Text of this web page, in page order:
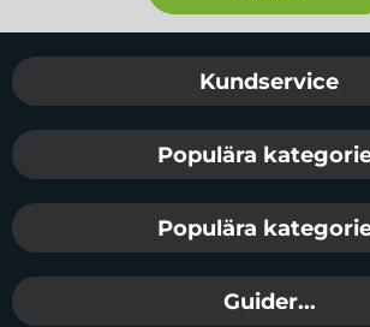
Sidfot Blandad info
Kundservice
Populära
Populära
Guider...